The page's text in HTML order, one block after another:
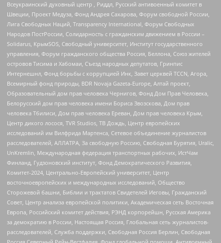
Всеукраинский духовный центр , Риддл, Русский антивоенный комитет в
Швеции, Проект Медуза, Фонд Андрея Сахарова, Форум свободной России,
Лига Свободных Наций, Transparеncy International, Форум Свободных
Народов ПостРоссии, Солидарность с гражданским движением в России –
Solidarus, КрымSOS, Свободный университет, Институт государственного
управления, Форум гражданского общества Россия, Беллона, Союз жителей
островов Тисима и Хабомаи, Съезд народных депутатов, Гринпис
Интернешнл, Фонд борьбы с коррупцией Инк, Завет церквей TCCN, Агора,
Всемирный фонд природы, BDR Novaja Gazeta-Europe, Алтай проект,
Образовательный дом прав человека Чернигов, Фонд Дом Прав Человека,
Белорусский дом прав человека имени Бориса Звозскова, Дом прав
человека Тбилиси, Дом прав человека Ереван, Дом прав человека Крым,
Центр дикого лосося, TVR Studios, ТВ Дождь, Центр европейских
исследований им Вилфрида Мартенса, Сетевое объединение журналистов
расследователей, АЛЛАТРА, За свободную Россию, Свободная Бурятия, Uralic,
UnKremlin, Международная федерация транспортных рабочих, ИстЧам
Финланд, Гудзоновский институт, Фонд Демократического Развития,
Комитет-2024, Центрально-Европейский университет, Центр
восточноевропейских и международных исследований, Общество
Сторожевой башни, Библии и трактатов Свидетелей Иеговы, Гражданский
Совет, Центр анализа европейской политики, Академическая сеть Восточная
Европа, Российский комитет действия, РЭНД корпорейшн, Русская Америка
за демократию в России, Настоящая Россия, Глобальная сеть журналистов-
расследователей, Служба поддержки, Свободная Россия Берлин, Свободная